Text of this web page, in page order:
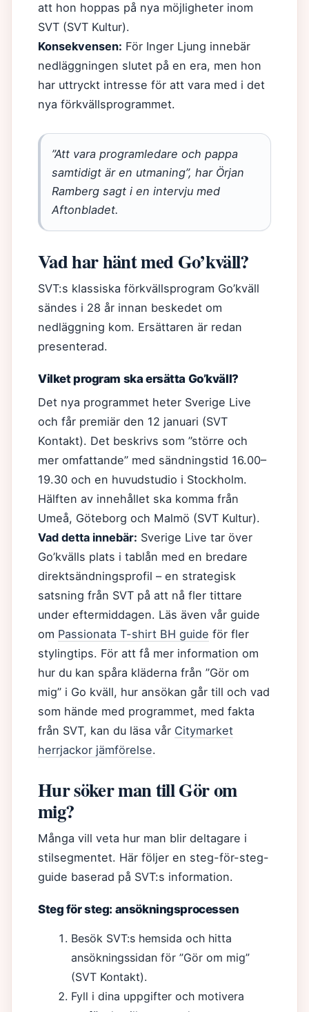
att hon hoppas på nya möjligheter inom
SVT (SVT Kultur).
Konsekvensen: För Inger Ljung innebär
nedläggningen slutet på en era, men hon
har uttryckt intresse för att vara med i det
nya förkvällsprogrammet.
”Att vara programledare och pappa
samtidigt är en utmaning”, har Örjan
Ramberg sagt i en intervju med
Aftonbladet.
Vad har hänt med Go’kväll?
SVT:s klassiska förkvällsprogram Go’kväll
sändes i 28 år innan beskedet om
nedläggning kom. Ersättaren är redan
presenterad.
Vilket program ska ersätta Go’kväll?
Det nya programmet heter Sverige Live
och får premiär den 12 januari (SVT
Kontakt). Det beskrivs som ”större och
mer omfattande” med sändningstid 16.00–
19.30 och en huvudstudio i Stockholm.
Hälften av innehållet ska komma från
Umeå, Göteborg och Malmö (SVT Kultur).
Vad detta innebär: Sverige Live tar över
Go’kvälls plats i tablån med en bredare
direktsändningsprofil – en strategisk
satsning från SVT på att nå fler tittare
under eftermiddagen. Läs även vår guide
om Passionata T-shirt BH guide för fler
stylingtips. För att få mer information om
hur du kan spåra kläderna från ”Gör om
mig” i Go kväll, hur ansökan går till och vad
som hände med programmet, med fakta
från SVT, kan du läsa vår Citymarket
herrjackor jämförelse.
Hur söker man till Gör om
mig?
Många vill veta hur man blir deltagare i
stilsegmentet. Här följer en steg-för-steg-
guide baserad på SVT:s information.
Steg för steg: ansökningsprocessen
Besök SVT:s hemsida och hitta
ansökningssidan för ”Gör om mig”
(SVT Kontakt).
Fyll i dina uppgifter och motivera